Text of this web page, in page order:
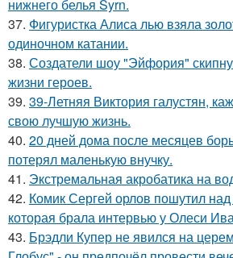
нижнего белья Syrn.
37. Фигуристка Алиса лью взяла
одиночном катании.
38. Создатели шоу "Эйфория"
жизни героев.
39. 39-Летняя Виктория галустян,
свою лучшую жизнь.
40. 20 дней дома после месяцев
потерял маленькую внучку.
41. Экстремальная акробатика на
42. Комик Сергей орлов пошутил
которая брала интервью у Олеси
43. Брэдли Купер не явился на